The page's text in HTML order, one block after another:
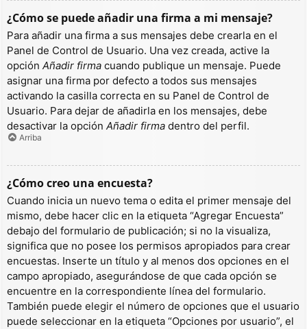
¿Cómo se puede añadir una firma a mi mensaje?
Para añadir una firma a sus mensajes debe crearla en el
Panel de Control de Usuario. Una vez creada, active la
opción Añadir firma cuando publique un mensaje. Puede
asignar una firma por defecto a todos sus mensajes
activando la casilla correcta en su Panel de Control de
Usuario. Para dejar de añadirla en los mensajes, debe
desactivar la opción Añadir firma dentro del perfil.
Arriba
¿Cómo creo una encuesta?
Cuando inicia un nuevo tema o edita el primer mensaje del
mismo, debe hacer clic en la etiqueta “Agregar Encuesta”
debajo del formulario de publicación; si no la visualiza,
significa que no posee los permisos apropiados para crear
encuestas. Inserte un título y al menos dos opciones en el
campo apropiado, asegurándose de que cada opción se
encuentre en la correspondiente línea del formulario.
También puede elegir el número de opciones que el usuario
puede seleccionar en la etiqueta “Opciones por usuario”, el